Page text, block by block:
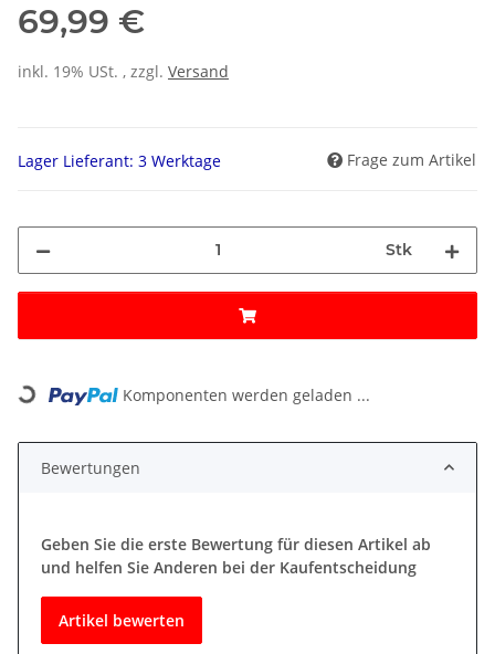
69,99 €
inkl. 19% USt. , zzgl. Versand
Lager Lieferant: 3 Werktage Frage zum Artikel
Stk
Loading... Komponenten werden geladen ...
Bewertungen
Geben Sie die erste Bewertung für diesen Artikel ab
und helfen Sie Anderen bei der Kaufentscheidung
Artikel bewerten